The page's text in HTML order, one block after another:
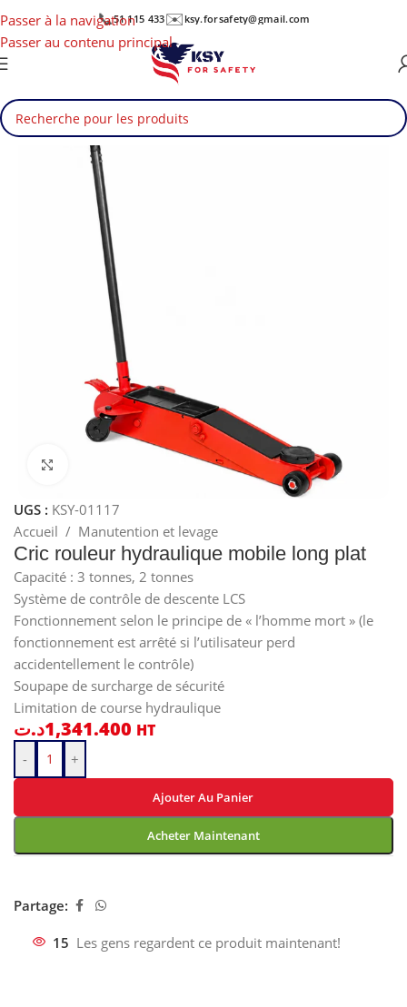
Passer à la navigation
Passer au contenu principal
📞51 115 433✉️ ksy.forsafety@gmail.com
Cliquez pour agrandir
UGS : KSY-01117
Accueil / Manutention et levage
Cric rouleur hydraulique mobile long plat
Capacité : 3 tonnes, 2 tonnes
Système de contrôle de descente LCS
Fonctionnement selon le principe de « l’homme mort » (le
fonctionnement est arrêté si l’utilisateur perd
accidentellement le contrôle)
Soupape de surcharge de sécurité
Limitation de course hydraulique
1,341.400د.ت HT
- +
Ajouter Au Panier
Acheter Maintenant
Partage:
15 Les gens regardent ce produit maintenant!